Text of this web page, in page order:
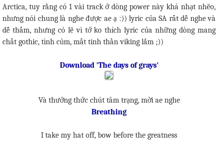
Arctica, tuy rằng có 1 vài track ở dòng power này khá nhạt nhẽo,
nhưng nói chung là nghe được ae ạ :)) lyric của SA rất dễ nghe và
dễ thấm, nhưng có lẽ vì tớ ko thích lyric của những dòng mang
chất gothic, tình củm, mất tinh thần viking lắm ;))
Download 'The days of grays'
Và thưởng thức chút tâm trạng, mời ae nghe
Breathing
I take my hat off, bow before the greatness